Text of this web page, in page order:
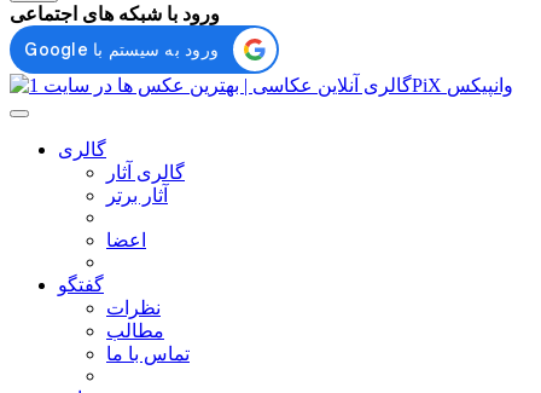
ورود با شبکه های اجتماعی
گالری
گالری آثار
آثار برتر
اعضا
گفتگو
نظرات
مطالب
تماس با ما